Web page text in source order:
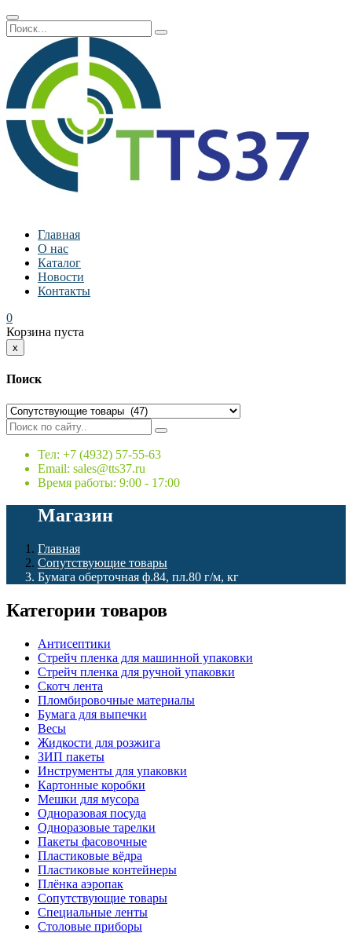
Главная
О нас
Каталог
Новости
Контакты
0
Корзина пуста
x
Поиск
Тел: +7 (4932) 57-55-63
Email: sales@tts37.ru
Время работы: 9:00 - 17:00
Магазин
Главная
Сопутствующие товары
Бумага оберточная ф.84, пл.80 г/м, кг
Категории товаров
Антисептики
Стрейч пленка для машинной упаковки
Стрейч пленка для ручной упаковки
Скотч лента
Пломбировочные материалы
Бумага для выпечки
Весы
Жидкости для розжига
ЗИП пакеты
Инструменты для упаковки
Картонные коробки
Мешки для мусора
Одноразовая посуда
Одноразовые тарелки
Пакеты фасовочные
Пластиковые вёдра
Пластиковые контейнеры
Плёнка аэропак
Сопутствующие товары
Специальные ленты
Столовые приборы